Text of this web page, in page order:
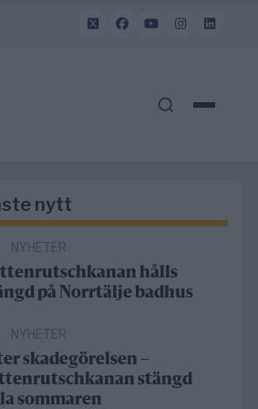
nytt
NYHETER
hålls
på Norrtälje badhus
NYHETER
skadegörelsen –
stängd
sommaren